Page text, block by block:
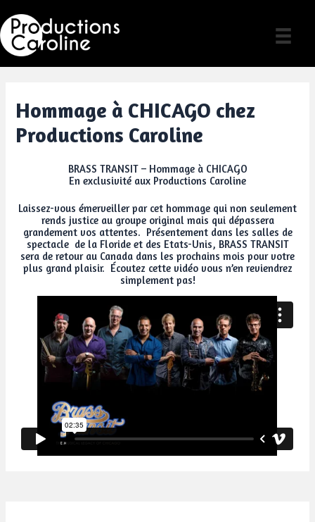
to
content
Hommage à CHICAGO chez
Productions Caroline
BRASS TRANSIT – Hommage à CHICAGO
En exclusivité aux Productions Caroline
Laissez-vous émerveiller par cet hommage qui non seulement
rends justice au groupe original mais qui dépassera
grandement vos attentes. Présentement dans les salles de
spectacle de la Floride et des Etats-Unis, BRASS TRANSIT
sera de retour au Canada dans les prochains mois pour votre
plus grand plaisir. Écoutez cette vidéo vous n’en reviendrez
simplement pas!